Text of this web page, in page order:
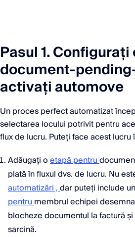
Pasul 1.
document-
activați automove
Un proces perfect automatizat
selectarea locului potrivit pentru
flux de lucru. Puteți face acest lucru
Adăugați oetapă pentru
plată în fluxul dvs. de lucru. Nu
automatizări ,dar puteți include un
pentrumembrul echipei
blocheze documentul la factură
sarcină.